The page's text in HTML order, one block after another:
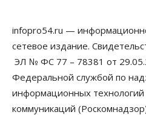
infopro54.ru —
сетевое издание.
ЭЛ № ФС 77 – 78381 от
Федеральной службой по
информационных технологий
коммуникаций